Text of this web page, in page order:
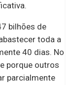
bilhões de
toda a
40 dias. No
porque outros
parcialmente